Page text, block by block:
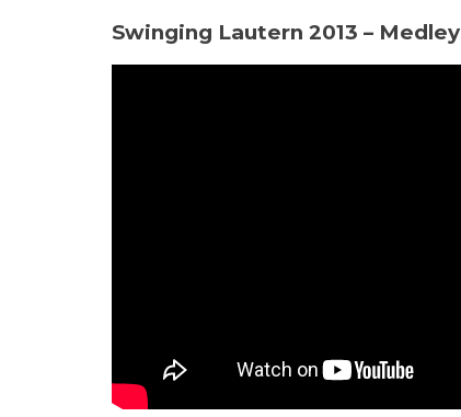
Swinging Lautern 2013 – Medley